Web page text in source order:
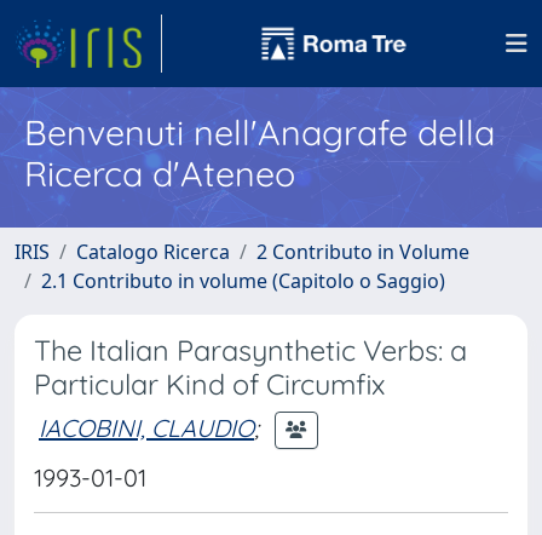
Benvenuti nell'Anagrafe della
Ricerca d'Ateneo
IRIS Catalogo Ricerca
2 Contributo in Volume
2.1 Contributo in volume (Capitolo o Saggio)
The Italian Parasynthetic Verbs: a
Particular Kind of Circumfix
IACOBINI, CLAUDIO;
1993-01-01